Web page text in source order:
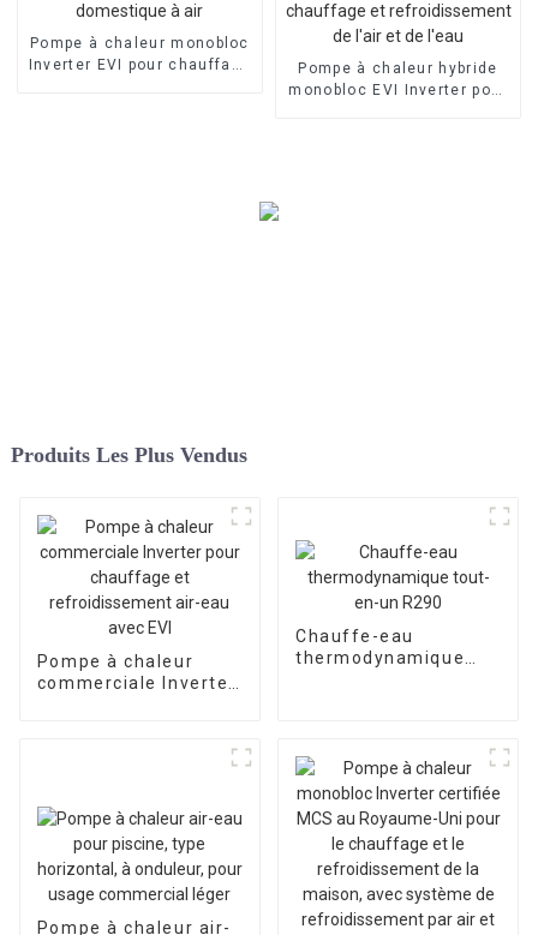
Pompe à chaleur monobloc
Inverter EVI pour chauffage
Pompe à chaleur hybride
monobloc EVI Inverter pour
Produits Les Plus Vendus
Pompe à chaleur
commerciale Inverter
Chauffe-eau
thermodynamique
Pompe à chaleur air-